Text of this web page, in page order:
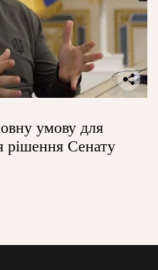
умову для
рішення Сенату